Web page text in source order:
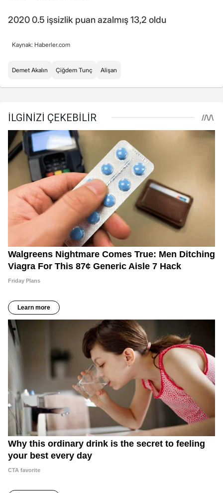
2020 0.5 işsizlik puan azalmış 13,2 oldu
Kaynak: Haberler.com
Demet Akalın Çiğdem Tunç Alişan